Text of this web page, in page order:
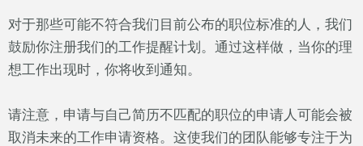
对于那些可能不符合我们目前公布的职位标准的人，我们
鼓励你注册我们的工作提醒计划。通过这样做，当你的理
想工作出现时，你将收到通知。
请注意，申请与自己简历不匹配的职位的申请人可能会被
取消未来的工作申请资格。这使我们的团队能够专注于为